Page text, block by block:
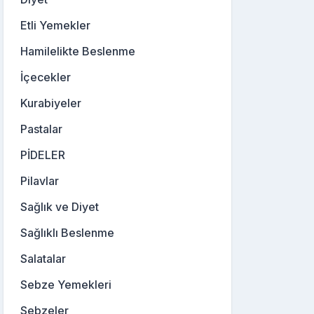
Etli Yemekler
Hamilelikte Beslenme
İçecekler
Kurabiyeler
Pastalar
PİDELER
Pilavlar
Sağlık ve Diyet
Sağlıklı Beslenme
Salatalar
Sebze Yemekleri
Sebzeler